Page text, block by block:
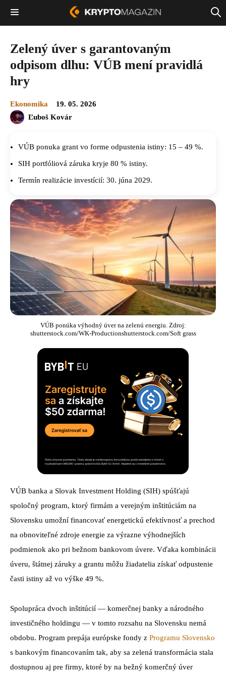
Zelený úver s garantovaným
odpisom dlhu: VÚB mení pravidlá
hry
Ekonomika
19. 05. 2026
Ľuboš Kovár
VÚB ponuka grant vo forme odpustenia istiny: 15 – 49 %.
SIH portfóliová záruka kryje 80 % istiny.
Termín realizácie investícií: 30. júna 2029.
VÚB ponúka výhodný úver na zelenú energiu. Zdroj:
shutterstock.com/WK-Productionshutterstock.com/Soft grass
VÚB banka a Slovak Investment Holding (SIH) spúšťajú
spoločný program, ktorý firmám a verejným inštitúciám na
Slovensku umožní financovať energetickú efektívnosť a prechod
na obnoviteľné zdroje energie za výrazne výhodnejších
podmienok ako pri bežnom bankovom úvere. Vďaka kombinácii
úveru, štátnej záruky a grantu môžu žiadatelia získať odpustenie
časti istiny až vo výške 49 %.
Spolupráca dvoch inštitúcií — komerčnej banky a národného
investičného holdingu — v tomto rozsahu na Slovensku nemá
obdobu. Program prepája európske fondy z Programu Slovensko
s bankovým financovaním tak, aby sa zelená transformácia stala
dostupnou aj pre firmy, ktoré by na bežný komerčný úver